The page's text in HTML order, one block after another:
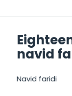
navid
Navid faridi